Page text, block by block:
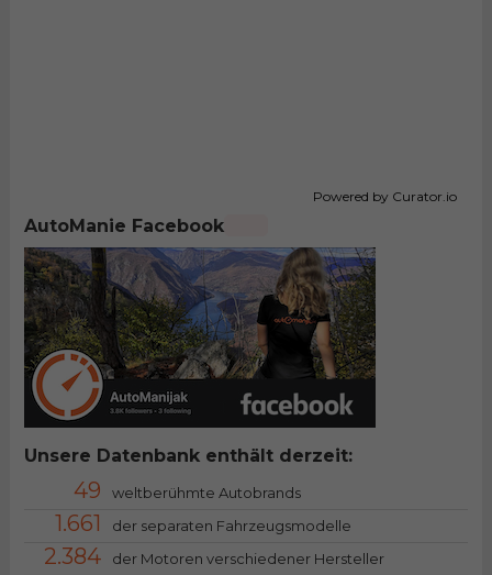
Powered by Curator.io
AutoManie Facebook
Unsere Datenbank enthält derzeit:
49 weltberühmte Autobrands
1.661 der separaten Fahrzeugsmodelle
2.384 der Motoren verschiedener Hersteller